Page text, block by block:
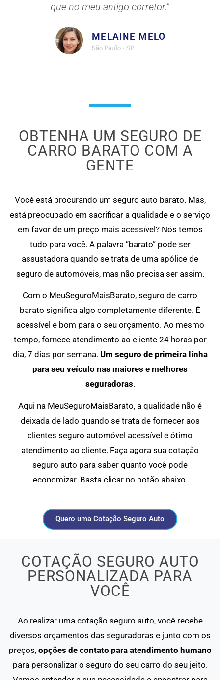
que no meu antigo corretor."
MELAINE MELO
São Paulo - SP
OBTENHA UM SEGURO DE
CARRO BARATO COM A
GENTE
Você está procurando um seguro auto barato. Mas,
está preocupado em sacrificar a qualidade e o serviço
em favor de um preço mais acessível? Nós temos
tudo para você. A palavra “barato” pode ser
assustadora quando se trata de uma apólice de
seguro de automóveis, mas não precisa ser assim.
Com o MeuSeguroMaisBarato, seguro de carro
barato significa algo completamente diferente. É
acessível e bom para o seu orçamento. Ao mesmo
tempo, fornece atendimento ao cliente 24 horas por
dia, 7 dias por semana. Um seguro de primeira linha
para seu veículo nas maiores e melhores
seguradoras.
Aqui na MeuSeguroMaisBarato, a qualidade não é
deixada de lado quando se trata de fornecer aos
clientes seguro automóvel acessível e ótimo
atendimento ao cliente. Faça agora sua cotação
seguro auto para saber quanto você pode
economizar. Basta clicar no botão abaixo.
Quero uma Cotação Seguro Auto
COTAÇÃO SEGURO AUTO
PERSONALIZADA PARA
VOCÊ
Ao realizar uma cotação seguro auto, você recebe
diversos orçamentos das seguradoras e junto com os
preços, opções de contato para atendimento humano
para personalizar o seguro do seu carro do seu jeito.